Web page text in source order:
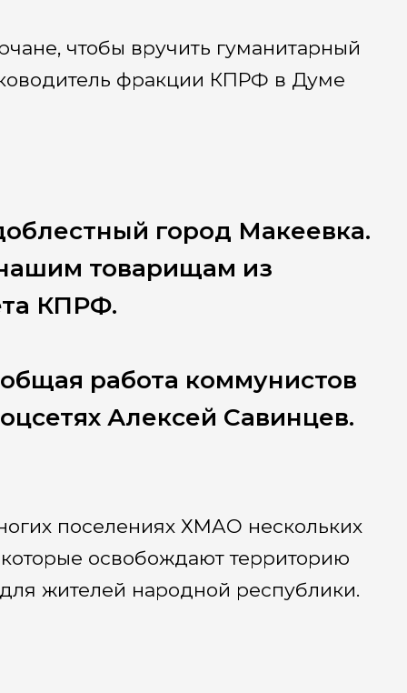
чтобы вручить гуманитарный
фракции КПРФ в Думе
город Макеевка.
товарищам из
КПРФ.
работа коммунистов
Алексей Савинцев.
поселениях ХМАО нескольких
освобождают территорию
жителей народной республики.